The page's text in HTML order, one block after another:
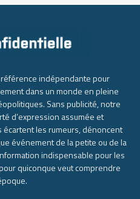
indépendante pour
dans un monde en pleine
Sans publicité, notre
d’expression assumée et
les rumeurs, dénoncent
événement de la petite ou de la
indispensable pour les
quiconque veut comprendre